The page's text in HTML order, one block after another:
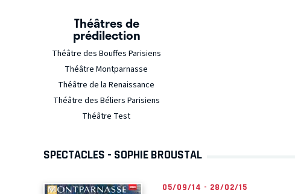
Théâtres de
prédilection
Théâtre des Bouffes Parisiens
Théâtre Montparnasse
Théâtre de la Renaissance
Théâtre des Béliers Parisiens
Théâtre Test
SPECTACLES - SOPHIE BROUSTAL
05/09/14 - 28/02/15